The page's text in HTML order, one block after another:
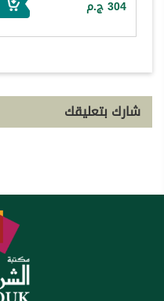
304 ج.م
شارك بتعليقك